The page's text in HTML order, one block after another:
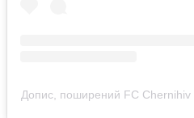
Допис, поширений FC Chernihiv